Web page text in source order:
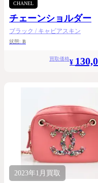
CHANEL
チェーンショルダー
ブラック / キャビアスキン
状態: B
買取価格¥
2023年1月 買取